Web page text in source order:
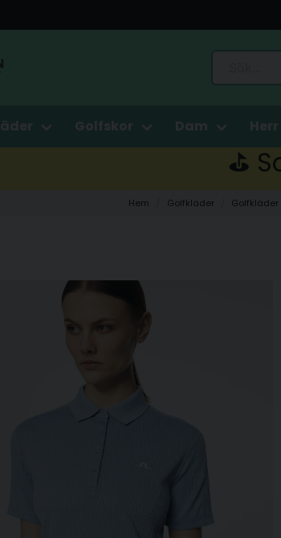
🚀
Golfskor Dam Herr
⛳️
Hem Golfkläder Golfkläder